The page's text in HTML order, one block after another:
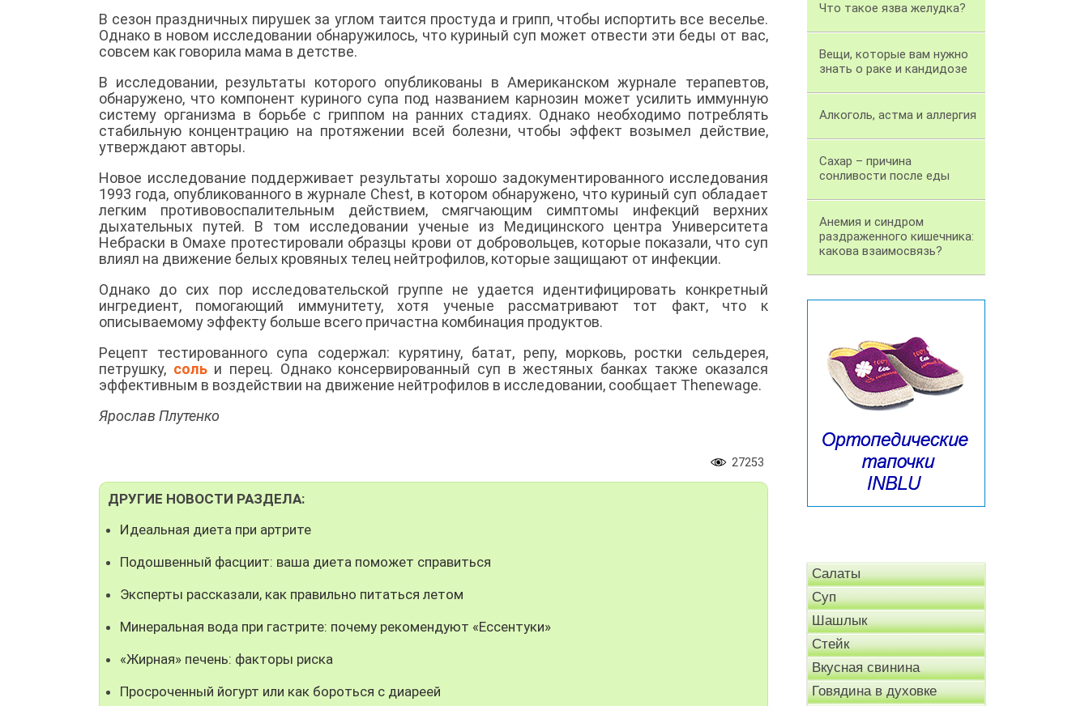
В сезон праздничных пирушек за углом таится простуда и грипп, чтобы испортить все веселье.
Однако в новом исследовании обнаружилось, что куриный суп может отвести эти беды от вас,
совсем как говорила мама в детстве.
В исследовании, результаты которого опубликованы в Американском журнале терапевтов,
обнаружено, что компонент куриного супа под названием карнозин может усилить иммунную
систему организма в борьбе с гриппом на ранних стадиях. Однако необходимо потреблять
стабильную концентрацию на протяжении всей болезни, чтобы эффект возымел действие,
утверждают авторы.
Новое исследование поддерживает результаты хорошо задокументированного исследования
1993 года, опубликованного в журнале Chest, в котором обнаружено, что куриный суп обладает
легким противовоспалительным действием, смягчающим симптомы инфекций верхних
дыхательных путей. В том исследовании ученые из Медицинского центра Университета
Небраски в Омахе протестировали образцы крови от добровольцев, которые показали, что суп
влиял на движение белых кровяных телец нейтрофилов, которые защищают от инфекции.
Однако до сих пор исследовательской группе не удается идентифицировать конкретный
ингредиент, помогающий иммунитету, хотя ученые рассматривают тот факт, что к
описываемому эффекту больше всего причастна комбинация продуктов.
Рецепт тестированного супа содержал: курятину, батат, репу, морковь, ростки сельдерея,
петрушку, сольи перец. Однако консервированный суп в жестяных банках также оказался
эффективным в воздействии на движение нейтрофилов в исследовании, сообщает Thenewage.
Ярослав Плутенко
27253
ДРУГИЕ НОВОСТИ РАЗДЕЛА:
Идеальная диета при артрите
Подошвенный фасциит: ваша диета поможет справиться
Эксперты рассказали, как правильно питаться летом
Минеральная вода при гастрите: почему рекомендуют «Ессентуки»
«Жирная» печень: факторы риска
Просроченный йогурт или как бороться с диареей
Что такое язва желудка?
Вещи, которые вам нужно
знать о раке и кандидозе
Алкоголь, астма и аллергия
Сахар – причина
сонливости после еды
Анемия и синдром
раздраженного кишечника:
какова взаимосвязь?
Салаты
Суп
Шашлык
Стейк
Вкусная свинина
Говядина в духовке